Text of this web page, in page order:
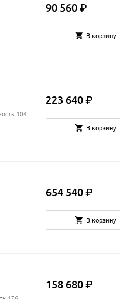
90 560 ₽
В корзину
104
223 640 ₽
В корзину
654 540 ₽
В корзину
158 680 ₽